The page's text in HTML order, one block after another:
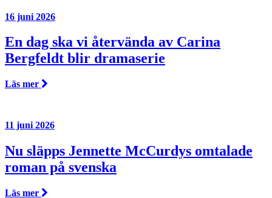
16 juni 2026
En dag ska vi återvända av Carina
Bergfeldt blir dramaserie
Läs mer
11 juni 2026
Nu släpps Jennette McCurdys omtalade
roman på svenska
Läs mer